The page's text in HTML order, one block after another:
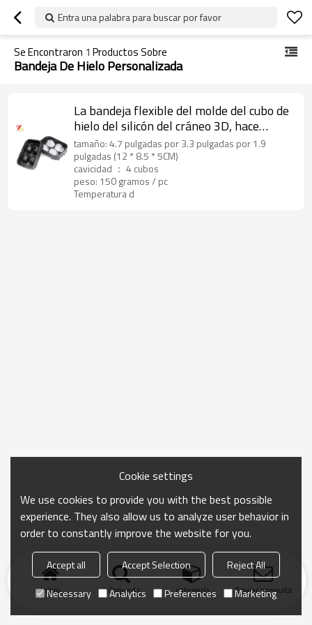
Entra una palabra para buscar por favor
Se Encontraron 1 Productos Sobre
Bandeja De Hielo Personalizada
La bandeja flexible del molde del cubo de
hielo del silicón del cráneo 3D, hace
cuatro cráneos de hielo gigantes,
fabricante redondo del cubo de hielo
tamaño: 4.7 pulgadas por 3.3 pulgadas por 1.9
pulgadas (12 * 8.5 * 5CM)
cavicidad ： 4 cubos
peso: 150 gramos / pc
Temperatura d
Inicio búsqueda categoría Enviar consulta
Cookie settings
We use cookies to provide you with the best possible
experience. They also allow us to analyze user behavior in
order to constantly improve the website for you.
Accept all Accept Selection
Reject All
Necessary
Analytics Preferences Marketing